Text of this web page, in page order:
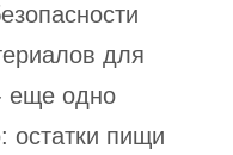
для
еще одно
остатки пищи